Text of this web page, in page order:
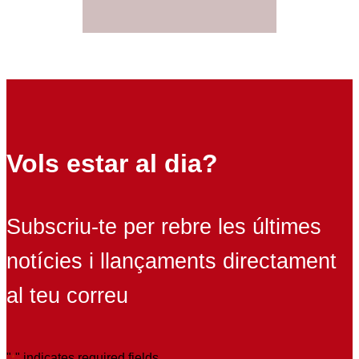
Vols estar al dia?
Subscriu-te per rebre les últimes
notícies i llançaments directament
al teu correu